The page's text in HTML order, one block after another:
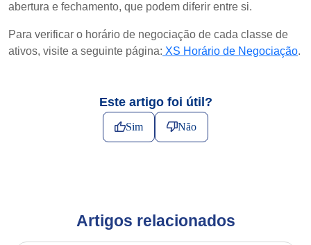
abertura e fechamento, que podem diferir entre si.
Para verificar o horário de negociação de cada classe de
ativos, visite a seguinte página: XS Horário de Negociação.
Este artigo foi útil?
Sim Não
Artigos relacionados